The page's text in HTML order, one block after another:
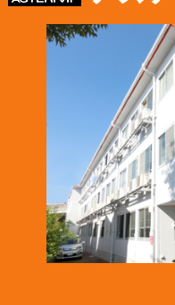
「株式会社テイコク」様の
名古屋市ワーク・ライフ・
https://www.teikoku-
2024.12.26
「株式会社NDTアドヴァン